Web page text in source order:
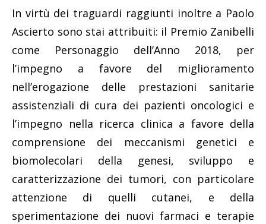
In virtù dei traguardi raggiunti inoltre a Paolo
Ascierto sono stai attribuiti: il Premio Zanibelli
come Personaggio dell’Anno 2018, per
l’impegno a favore del miglioramento
nell’erogazione delle prestazioni sanitarie
assistenziali di cura dei pazienti oncologici e
l’impegno nella ricerca clinica a favore della
comprensione dei meccanismi genetici e
biomolecolari della genesi, sviluppo e
caratterizzazione dei tumori, con particolare
attenzione di quelli cutanei, e della
sperimentazione dei nuovi farmaci e terapie